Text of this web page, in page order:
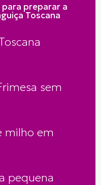
preparar a
Toscana
sem
milho em
pequena